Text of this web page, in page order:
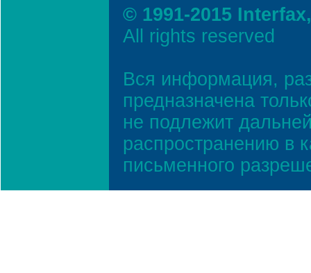
© 1991-2015
All rights reserved
Вся информация,
предназначена
не подлежит
распространению в
письменного